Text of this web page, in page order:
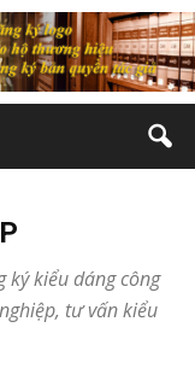
ký kiểu dáng công
tư vấn kiểu